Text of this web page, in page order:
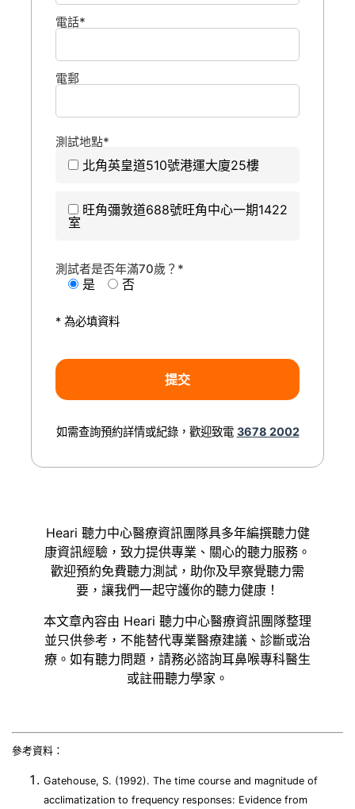
電話*
電郵
測試地點*
北角英皇道510號港運大廈25樓
旺角彌敦道688號旺角中心一期1422
室
測試者是否年滿70歲？*
是 否
* 為必填資料
如需查詢預約詳情或紀錄，歡迎致電 3678 2002
Heari 聽力中心醫療資訊團隊具多年編撰聽力健
康資訊經驗，致力提供專業、關心的聽力服務。
歡迎預約免費聽力測試，助你及早察覺聽力需
要，讓我們一起守護你的聽力健康！
本文章內容由 Heari 聽力中心醫療資訊團隊整理
並只供參考，不能替代專業醫療建議、診斷或治
療。如有聽力問題，請務必諮詢耳鼻喉專科醫生
或註冊聽力學家。
參考資料：
Gatehouse, S. (1992). The time course and magnitude of
acclimatization to frequency responses: Evidence from